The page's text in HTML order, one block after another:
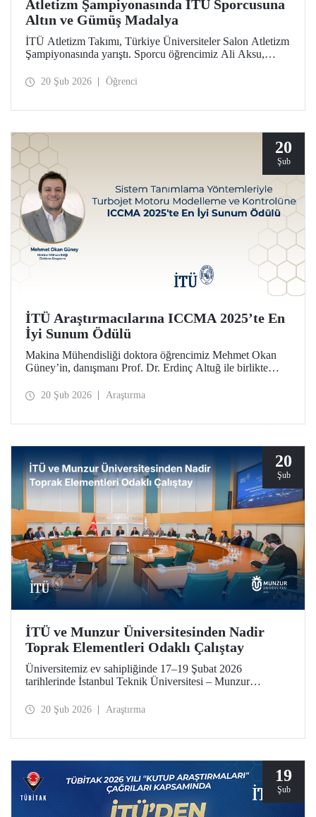
Atletizm Şampiyonasında İTÜ Sporcusuna
Altın ve Gümüş Madalya
İTÜ Atletizm Takımı, Türkiye Üniversiteler Salon Atletizm
Şampiyonasında yarıştı. Sporcu öğrencimiz Ali Aksu,
200 metrede gümüş madalyanın sahibi oldu.
20 Şub 2026 Öğrenci
20
Şub
İTÜ Araştırmacılarına ICCMA 2025’te En
İyi Sunum Ödülü
Makina Mühendisliği doktora öğrencimiz Mehmet Okan
Güney’in, danışmanı Prof. Dr. Erdinç Altuğ ile birlikte
konferansında sunduğu bildiri, “Karmaşık Sistemlerde
20 Şub 2026 Araştırma
20
Şub
İTÜ ve Munzur Üniversitesinden Nadir
Toprak Elementleri Odaklı Çalıştay
Üniversitemiz ev sahipliğinde 17–19 Şubat 2026
tarihlerinde İstanbul Teknik Üniversitesi – Munzur
düzenlendi. Her iki üniversiteden akademisyenler çalıştaya
20 Şub 2026 Araştırma
19
Şub